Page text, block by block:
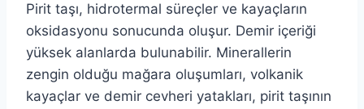
Pirit taşı, hidrotermal süreçler ve kayaçların
oksidasyonu sonucunda oluşur. Demir içeriği
yüksek alanlarda bulunabilir. Minerallerin
zengin olduğu mağara oluşumları, volkanik
kayaçlar ve demir cevheri yatakları, pirit taşının